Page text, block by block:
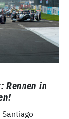
Rennen in